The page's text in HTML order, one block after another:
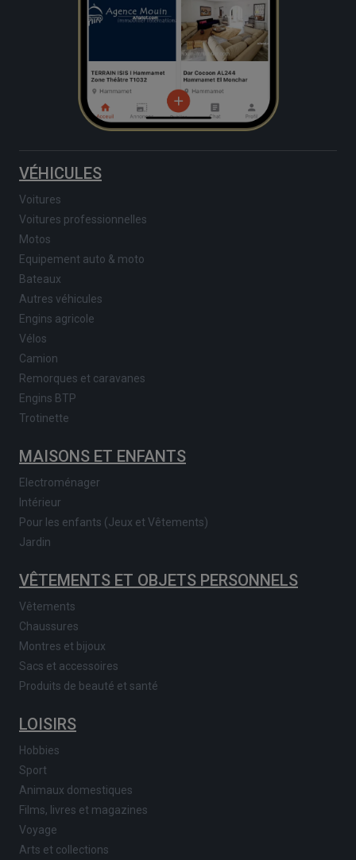
VÉHICULES
Voitures
Voitures professionnelles
Motos
Equipement auto & moto
Bateaux
Autres véhicules
Engins agricole
Vélos
Camion
Remorques et caravanes
Engins BTP
Trotinette
MAISONS ET ENFANTS
Electroménager
Intérieur
Pour les enfants (Jeux et Vêtements)
Jardin
VÊTEMENTS ET OBJETS PERSONNELS
Vêtements
Chaussures
Montres et bijoux
Sacs et accessoires
Produits de beauté et santé
LOISIRS
Hobbies
Sport
Animaux domestiques
Films, livres et magazines
Voyage
Arts et collections